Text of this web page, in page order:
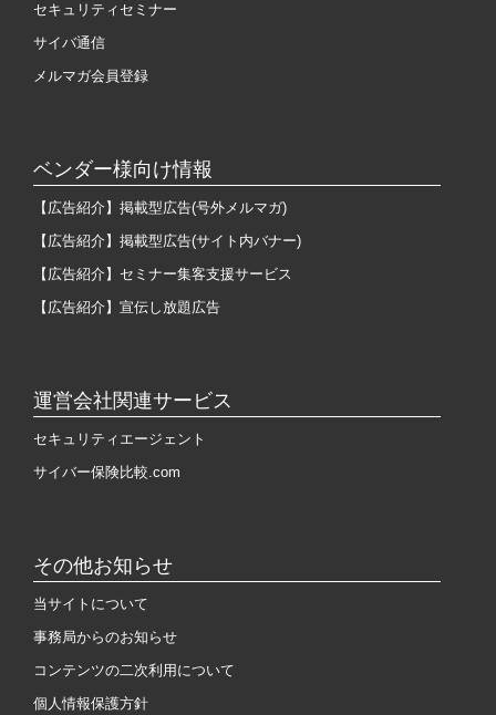
セキュリティセミナー
サイバ通信
メルマガ会員登録
ベンダー様向け情報
【広告紹介】掲載型広告(号外メルマガ)
【広告紹介】掲載型広告(サイト内バナー)
【広告紹介】セミナー集客支援サービス
【広告紹介】宣伝し放題広告
運営会社関連サービス
セキュリティエージェント
サイバー保険比較.com
その他お知らせ
当サイトについて
事務局からのお知らせ
コンテンツの二次利用について
個人情報保護方針